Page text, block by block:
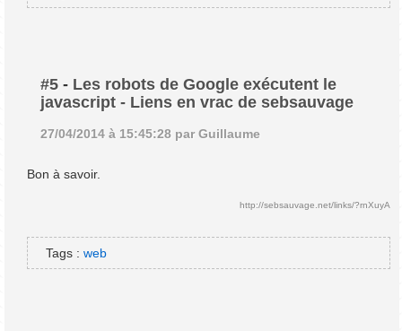
#5 - Les robots de Google exécutent le
javascript - Liens en vrac de sebsauvage
27/04/2014 à 15:45:28 par Guillaume
Bon à savoir.
http://sebsauvage.net/links/?rnXuyA
Tags :web